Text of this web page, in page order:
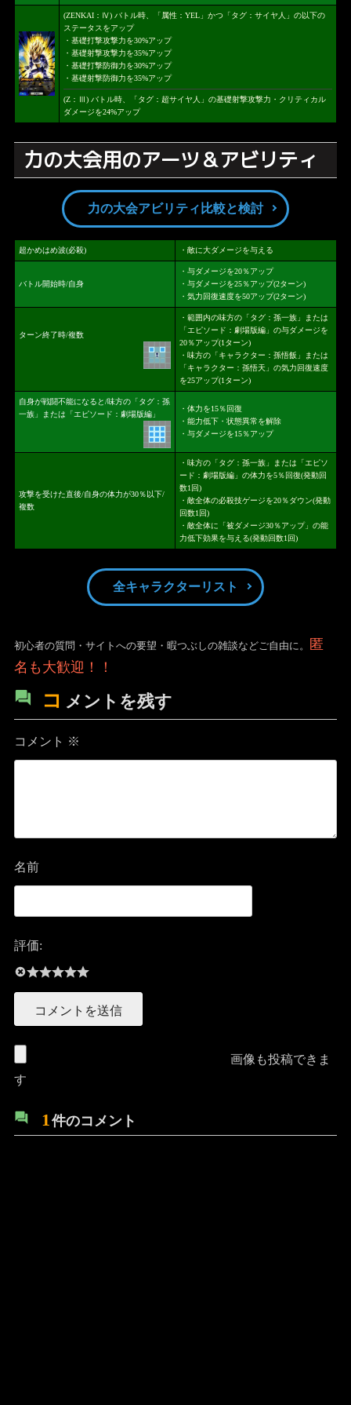
(ZENKAI：Ⅳ) バトル時、「属性：YEL」かつ「タグ：サイヤ人」の以下の
ステータスをアップ
・基礎打撃攻撃力を30%アップ
・基礎射撃攻撃力を35%アップ
・基礎打撃防御力を30%アップ
・基礎射撃防御力を35%アップ
(Z：Ⅲ) バトル時、「タグ：超サイヤ人」の基礎射撃攻撃力・クリティカル
ダメージを24%アップ
力の大会用のアーツ＆アビリティ
力の大会アビリティ比較と検討
超かめはめ波(必殺) ・敵に大ダメージを与える
バトル開始時/自身
・与ダメージを20％アップ
・与ダメージを25％アップ(2ターン)
・気力回復速度を50アップ(2ターン)
ターン終了時/複数
・範囲内の味方の「タグ：孫一族」または
「エピソード：劇場版編」の与ダメージを
20％アップ(1ターン)
・味方の「キャラクター：孫悟飯」または
「キャラクター：孫悟天」の気力回復速度
を25アップ(1ターン)
自身が戦闘不能になると/味方の「タグ：孫
一族」または「エピソード：劇場版編」
・体力を15％回復
・能力低下・状態異常を解除
・与ダメージを15％アップ
攻撃を受けた直後/自身の体力が30％以下/
複数
・味方の「タグ：孫一族」または「エピソ
ード：劇場版編」の体力を5％回復(発動回
数1回)
・敵全体の必殺技ゲージを20％ダウン(発動
回数1回)
・敵全体に「被ダメージ30％アップ」の能
力低下効果を与える(発動回数1回)
全キャラクターリスト
初心者の質問・サイトへの要望・暇つぶしの雑談などご自由に。
匿
名も大歓迎！！
コ メントを残す
コメント ※
名前
評価:
画像も投稿できま
す
1件のコメント